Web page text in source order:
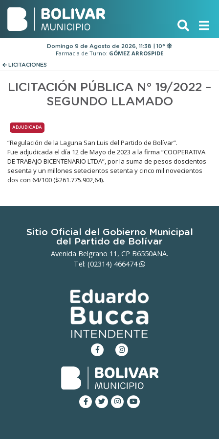
Domingo 9 de Agosto de 2026, 11:38 | 10°
Farmacia de Turno: GÓMEZ ARROSPIDE
LICITACIONES
LICITACIÓN PÚBLICA N° 19/2022 –
SEGUNDO LLAMADO
ADJUDICADA
“Regulación de la Laguna San Luis del Partido de Bolívar”.
Fue adjudicada el día 12 de Mayo de 2023 a la firma “COOPERATIVA
DE TRABAJO BICENTENARIO LTDA”, por la suma de pesos doscientos
sesenta y un millones setecientos setenta y cinco mil novecientos
dos con 64/100 ($261.775.902,64).
Sitio Oficial del Gobierno Municipal
del Partido de Bolívar
Avenida Belgrano 11, CP B6550ANA.
Tel: (02314) 466474